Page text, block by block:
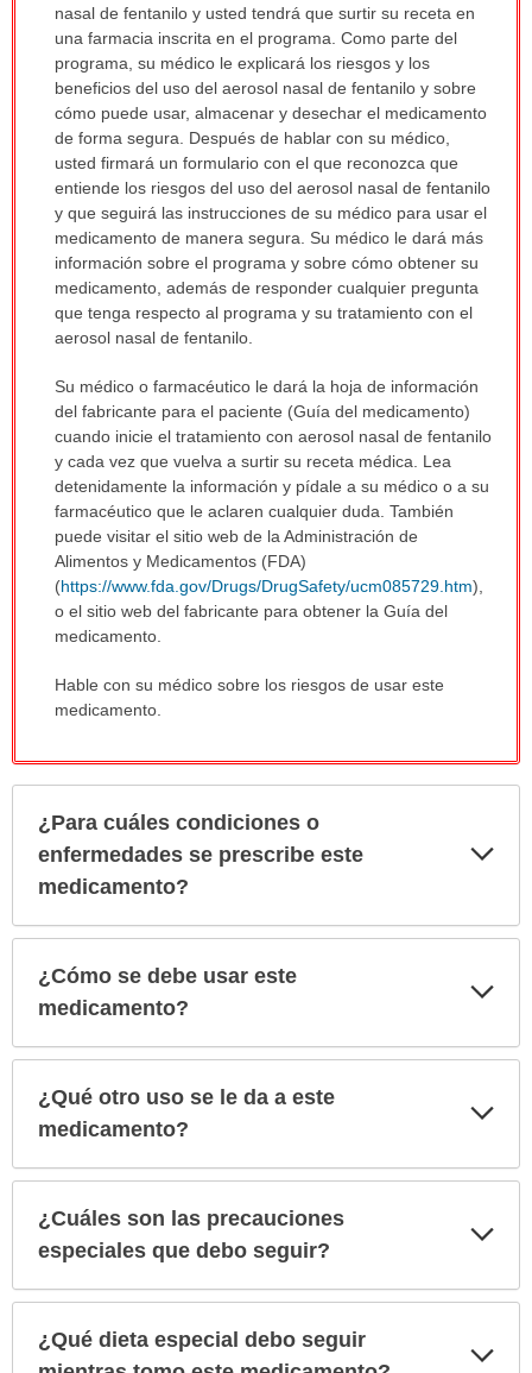
nasal de fentanilo y usted tendrá que surtir su receta en
una farmacia inscrita en el programa. Como parte del
programa, su médico le explicará los riesgos y los
beneficios del uso del aerosol nasal de fentanilo y sobre
cómo puede usar, almacenar y desechar el medicamento
de forma segura. Después de hablar con su médico,
usted firmará un formulario con el que reconozca que
entiende los riesgos del uso del aerosol nasal de fentanilo
y que seguirá las instrucciones de su médico para usar el
medicamento de manera segura. Su médico le dará más
información sobre el programa y sobre cómo obtener su
medicamento, además de responder cualquier pregunta
que tenga respecto al programa y su tratamiento con el
aerosol nasal de fentanilo.
Su médico o farmacéutico le dará la hoja de información
del fabricante para el paciente (Guía del medicamento)
cuando inicie el tratamiento con aerosol nasal de fentanilo
y cada vez que vuelva a surtir su receta médica. Lea
detenidamente la información y pídale a su médico o a su
farmacéutico que le aclaren cualquier duda. También
puede visitar el sitio web de la Administración de
Alimentos y Medicamentos (FDA)
(https://www.fda.gov/Drugs/DrugSafety/ucm085729.htm),
o el sitio web del fabricante para obtener la Guía del
medicamento.
Hable con su médico sobre los riesgos de usar este
medicamento.
¿Para cuáles condiciones o
enfermedades se prescribe este
medicamento?
¿Cómo se debe usar este
medicamento?
¿Qué otro uso se le da a este
medicamento?
¿Cuáles son las precauciones
especiales que debo seguir?
¿Qué dieta especial debo seguir